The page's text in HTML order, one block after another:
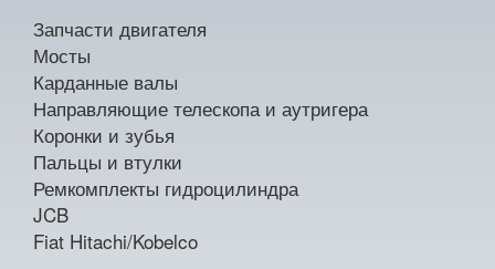
Запчасти двигателя
Мосты
Карданные валы
Направляющие телескопа и аутригера
Коронки и зубья
Пальцы и втулки
Ремкомплекты гидроцилиндра
JCB
Fiat Hitachi/Kobelco